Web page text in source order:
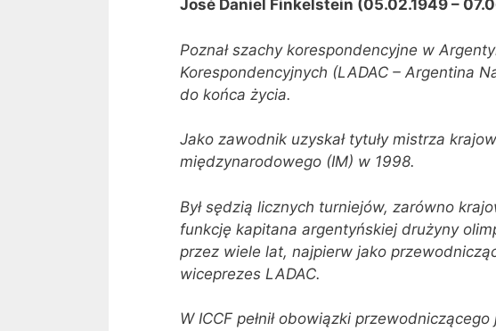
José Daniel Finkelstein (05.02.1949 –
Poznał szachy korespondencyjne w
Korespondencyjnych (LADAC – Argentina
do końca życia.
Jako zawodnik uzyskał tytuły mistrza
międzynarodowego (IM) w 1998.
Był sędzią licznych turniejów, zarówno
funkcję kapitana argentyńskiej drużyny
przez wiele lat, najpierw jako
wiceprezes LADAC.
W ICCF pełnił obowiązki